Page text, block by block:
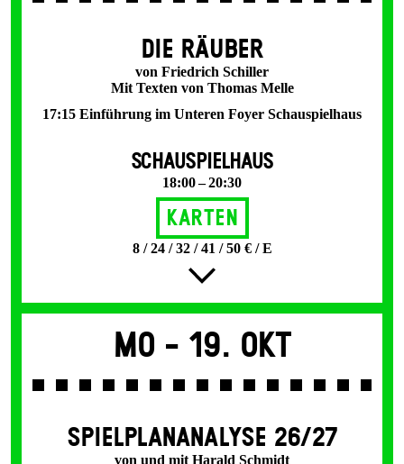
DIE RÄUBER
von Friedrich Schiller
Mit Texten von Thomas Melle
17:15 Einführung im Unteren Foyer Schauspielhaus
SCHAUSPIELHAUS
18:00 – 20:30
Karten
8 / 24 / 32 / 41 / 50 € / E
Mo - 19. Okt
SPIEL­PLAN­ANALYSE 26/27
von und mit Harald Schmidt